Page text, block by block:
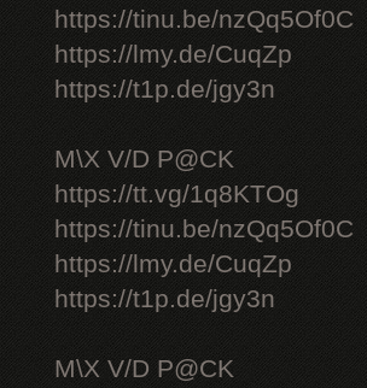
https://tinu.be/nzQq5Of0C
https://lmy.de/CuqZp
https://t1p.de/jgy3n
M\X V/D P@CK
https://tt.vg/1q8KTOg
https://tinu.be/nzQq5Of0C
https://lmy.de/CuqZp
https://t1p.de/jgy3n
M\X V/D P@CK